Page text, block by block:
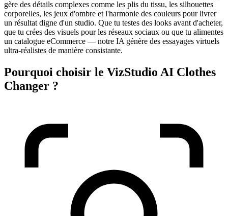
gère des détails complexes comme les plis du tissu, les silhouettes
corporelles, les jeux d'ombre et l'harmonie des couleurs pour livrer
un résultat digne d'un studio. Que tu testes des looks avant d'acheter,
que tu crées des visuels pour les réseaux sociaux ou que tu alimentes
un catalogue eCommerce — notre IA génère des essayages virtuels
ultra-réalistes de manière consistante.
Pourquoi choisir le VizStudio AI Clothes
Changer ?